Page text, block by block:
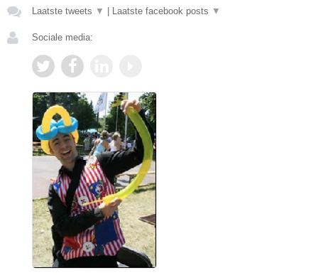
Laatste tweets ▼ Laatste facebook posts ▼
Sociale media: